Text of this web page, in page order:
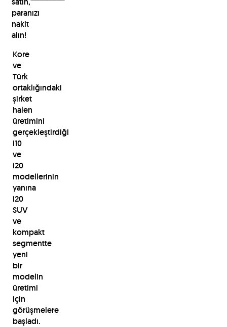
paranızı
nakit
alın!
Kore
ve
Türk
ortaklığındaki
şirket
halen
üretimini
gerçekleştirdiği
i10
ve
i20
modellerinin
yanına
i20
SUV
ve
kompakt
segmentte
yeni
bir
modelin
üretimi
için
görüşmelere
başladı.